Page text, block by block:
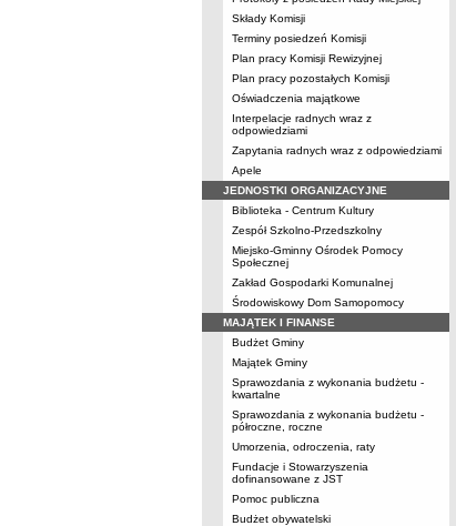
Składy Komisji
Terminy posiedzeń Komisji
Plan pracy Komisji Rewizyjnej
Plan pracy pozostałych Komisji
Oświadczenia majątkowe
Interpelacje radnych wraz z
odpowiedziami
Zapytania radnych wraz z odpowiedziami
Apele
JEDNOSTKI ORGANIZACYJNE
Biblioteka - Centrum Kultury
Zespół Szkolno-Przedszkolny
Miejsko-Gminny Ośrodek Pomocy
Społecznej
Zakład Gospodarki Komunalnej
Środowiskowy Dom Samopomocy
MAJĄTEK I FINANSE
Budżet Gminy
Majątek Gminy
Sprawozdania z wykonania budżetu -
kwartalne
Sprawozdania z wykonania budżetu -
półroczne, roczne
Umorzenia, odroczenia, raty
Fundacje i Stowarzyszenia
dofinansowane z JST
Pomoc publiczna
Budżet obywatelski